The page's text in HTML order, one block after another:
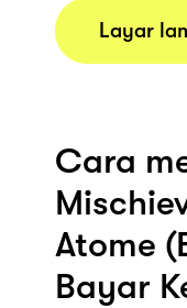
Layar
Cara
Atome
Bayar